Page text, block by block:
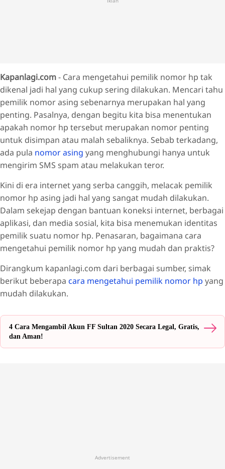
Kapanlagi.com- Cara mengetahui pemilik nomor hp tak
dikenal jadi hal yang cukup sering dilakukan. Mencari tahu
pemilik nomor asing sebenarnya merupakan hal yang
penting. Pasalnya, dengan begitu kita bisa menentukan
apakah nomor hp tersebut merupakan nomor penting
untuk disimpan atau malah sebaliknya. Sebab terkadang,
ada pula nomor asing yang menghubungi hanya untuk
mengirim SMS spam atau melakukan teror.
Kini di era internet yang serba canggih, melacak pemilik
nomor hp asing jadi hal yang sangat mudah dilakukan.
Dalam sekejap dengan bantuan koneksi internet, berbagai
aplikasi, dan media sosial, kita bisa menemukan identitas
pemilik suatu nomor hp. Penasaran, bagaimana cara
mengetahui pemilik nomor hp yang mudah dan praktis?
Dirangkum kapanlagi.com dari berbagai sumber, simak
berikut beberapa cara mengetahui pemilik nomor hp yang
mudah dilakukan.
4 Cara Mengambil Akun FF Sultan 2020 Secara Legal, Gratis,
dan Aman!
Advertisement